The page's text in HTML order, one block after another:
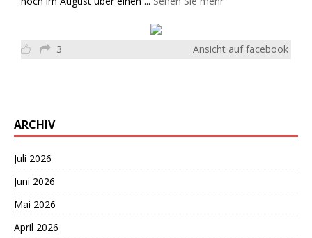
3 Ansicht auf facebook
ARCHIV
Juli 2026
Juni 2026
Mai 2026
April 2026